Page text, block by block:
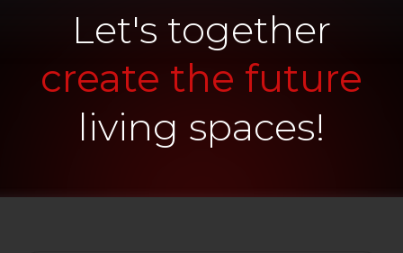
Let's together
create the future
living spaces!